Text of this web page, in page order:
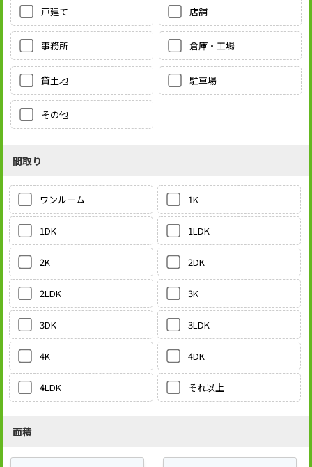
戸建て 店舗
事務所 倉庫・工場
貸土地 駐車場
その他
間取り
ワンルーム 1K
1DK 1LDK
2K 2DK
2LDK 3K
3DK 3LDK
4K 4DK
4LDK それ以上
面積